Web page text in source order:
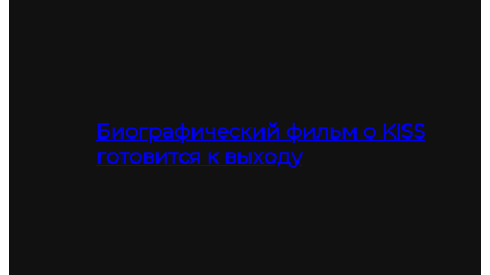
Биографический фильм о KISS
готовится к выходу